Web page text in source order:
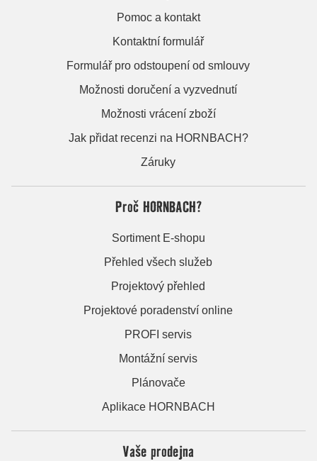
Pomoc a kontakt
Kontaktní formulář
Formulář pro odstoupení od smlouvy
Možnosti doručení a vyzvednutí
Možnosti vrácení zboží
Jak přidat recenzi na HORNBACH?
Záruky
Proč HORNBACH?
Sortiment E-shopu
Přehled všech služeb
Projektový přehled
Projektové poradenství online
PROFI servis
Montážní servis
Plánovače
Aplikace HORNBACH
Vaše prodejna